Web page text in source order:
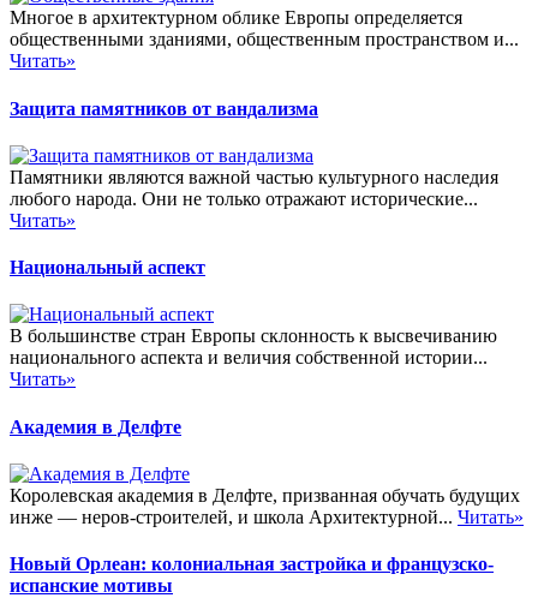
Многое в архитектурном облике Европы определяется
общественными зданиями, общественным пространством и...
Читать»
Защита памятников от вандализма
Памятники являются важной частью культурного наследия
любого народа. Они не только отражают исторические...
Читать»
Национальный аспект
В большинстве стран Европы склонность к высвечиванию
национального аспекта и величия собственной истории...
Читать»
Академия в Делфте
Королевская академия в Делфте, призванная обучать будущих
инже — неров-строителей, и школа Архитектурной... Читать»
Новый Орлеан: колониальная застройка и французско-
испанские мотивы